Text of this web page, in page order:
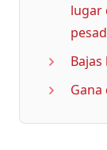
lugar
Gana